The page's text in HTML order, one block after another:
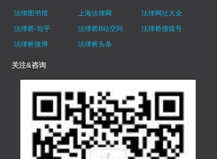
法律图书馆 上海法律网
法律网址大全
法律桥-知乎
法律桥B站空间
法律桥搜狐号
法律桥微博
法律桥头条
关注&咨询